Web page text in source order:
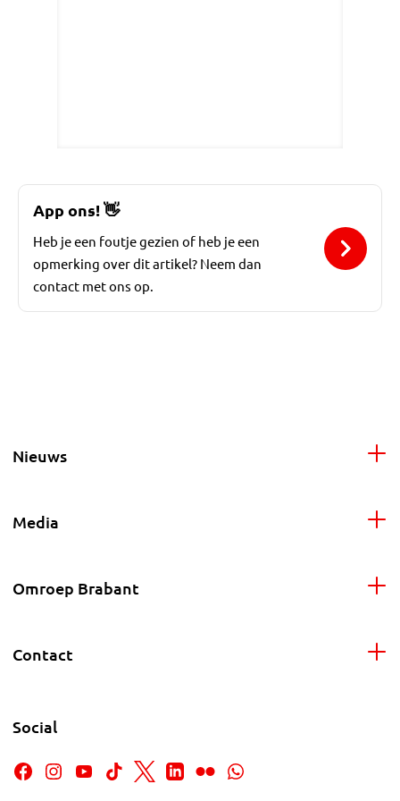
App ons!👋
Heb je een foutje gezien of heb je een
opmerking over dit artikel? Neem dan
contact met ons op.
Nieuws
Media
Omroep Brabant
Contact
Social